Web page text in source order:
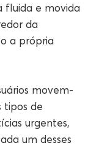
fluida e movida
da
a própria
movem-
tipos de
urgentes,
um desses